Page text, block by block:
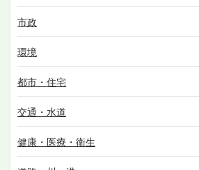
市政
環境
都市・住宅
交通・水道
健康・医療・衛生